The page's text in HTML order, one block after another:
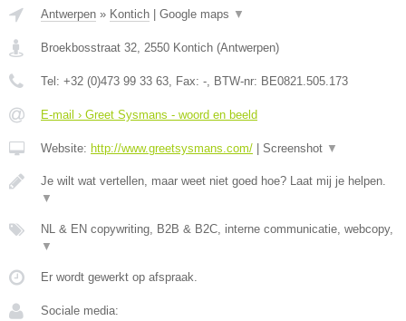
Antwerpen » Kontich | Google maps ▼
Broekbosstraat 32 2550 Kontich (Antwerpen)
Tel: +32 (0)473 99 33 63 , Fax: - , BTW-nr: BE0821.505.173
E-mail › Greet Sysmans - woord en beeld
Website: http://www.greetsysmans.com/ | Screenshot ▼
Je wilt wat vertellen, maar weet niet goed hoe? Laat mij je helpen.
▼
NL & EN copywriting, B2B & B2C, interne communicatie, webcopy,
▼
Er wordt gewerkt op afspraak.
Sociale media: